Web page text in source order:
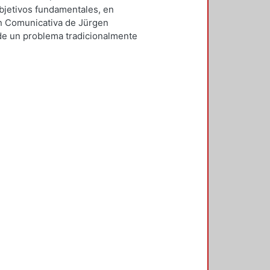
MIRANDA, CLAUDIA ELISA
fundamentales, en
Comunicativa de Jürgen
un problema tradicionalmente